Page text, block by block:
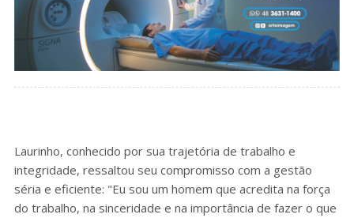
Laurinho, conhecido por sua trajetória de trabalho e
integridade, ressaltou seu compromisso com a gestão
séria e eficiente: "Eu sou um homem que acredita na força
do trabalho, na sinceridade e na importância de fazer o que